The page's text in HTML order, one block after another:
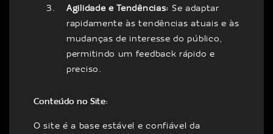
Agilidade e Tendências: Se adaptar
rapidamente às tendências atuais e às
mudanças de interesse do público,
permitindo um feedback rápido e
preciso.
Conteúdo no Site:
O site é a base estável e confiável da